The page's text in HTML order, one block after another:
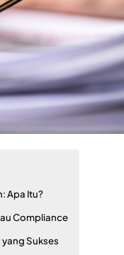
Apa Itu?
Compliance
Sukses